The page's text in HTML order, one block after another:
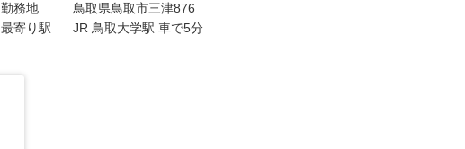
勤務地
鳥取県鳥取市三津876
最寄り駅
JR 鳥取大学駅 車で5分